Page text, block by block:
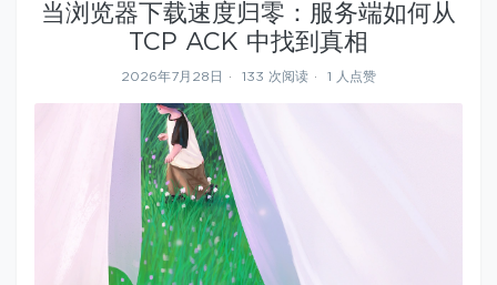
当浏览器下载速度归零：服务端如何从
TCP ACK 中找到真相
2026年7月28日 133 次阅读 1 人点赞